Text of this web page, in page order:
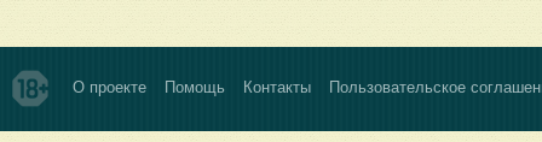
О проекте Помощь Контакты Пользовательское